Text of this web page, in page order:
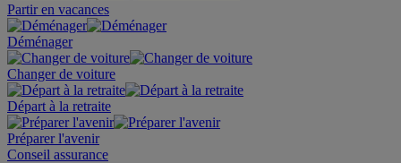
Partir en vacances
Déménager
Changer de voiture
Départ à la retraite
Préparer l'avenir
Conseil assurance